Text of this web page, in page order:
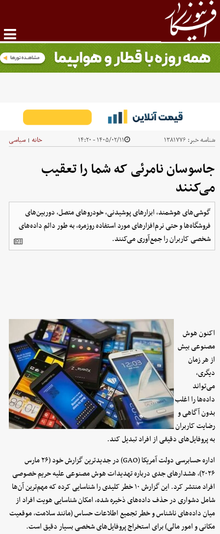
شناسه خبر: ۱۳۸۱۷۷۶ ۱۴۰۵/۰۲/۱۱ - ۱۴:۲۰ خانه | سیاسی
جاسوسان نامرئی که شما را تعقیب
می‌کنند
گوشی‌های هوشمند، ابزارهای پوشیدنی، خودروهای متصل، دوربین‌های
فروشگاه‌ها و حتی نرم‌افزارهای مورد استفاده روزمره، به طور دائم داده‌های
شخصی کاربران را جمع‌آوری می‌کنند.
اکنون هوش
مصنوعی بیش
از هر زمان
دیگری،
می‌تواند
داده‌ها را اغلب
بدون آگاهی و
رضایت کاربران
به پروفایل‌های دقیقی از افراد تبدیل کند.
اداره حسابرسی دولت آمریکا (GAO) در جدیدترین گزارش خود (۲۶ مارس
۲۰۲۶)، هشدارهای جدی درباره تهدیدات هوش مصنوعی علیه حریم خصوصی
افراد منتشر کرد. این گزارش ۱۰ خطر کلیدی را شناسایی کرده که مهم‌ترین آن‌ها
شامل دشواری در حذف داده‌های ذخیره شده، امکان شناسایی هویت افراد از
میان داده‌های ناشناس و خطر تجمیع اطلاعات حساس (مانند سلامت، موقعیت
مکانی و امور مالی) برای استخراج پروفایل‌های شخصی بسیار دقیق است.